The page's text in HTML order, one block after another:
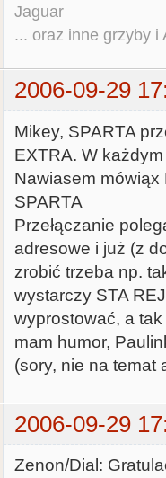
Jaguar
... oraz inne grzyby i
2006-09-29
Mikey, SPARTA
EXTRA. W
Nawiasem mówiąx
SPARTA
Przełączanie
adresowe i już (z
zrobić trzeba np.
wystarczy STA
wyprostować, a
mam humor,
(sory, nie na temat
2006-09-29
Zenon/Dial: